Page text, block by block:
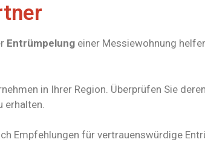
Entrümpelung einer Messiewohnung
in Ihrer Region. Überprüfen Sie
erhalten.
Empfehlungen für vertrauenswürdige